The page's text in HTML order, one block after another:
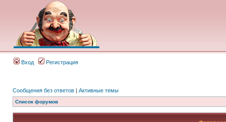
Вход Регистрация
Сообщения без ответов | Активные темы
Список форумов